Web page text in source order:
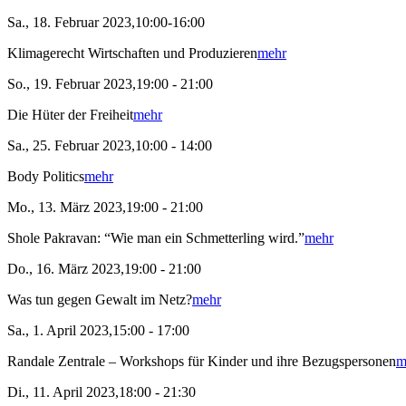
Sa., 18. Februar 2023,10:00-16:00
Klimagerecht Wirtschaften und Produzierenmehr
So., 19. Februar 2023,19:00 - 21:00
Die Hüter der Freiheitmehr
Sa., 25. Februar 2023,10:00 - 14:00
Body Politicsmehr
Mo., 13. März 2023,19:00 - 21:00
Shole Pakravan: “Wie man ein Schmetterling wird.”mehr
Do., 16. März 2023,19:00 - 21:00
Was tun gegen Gewalt im Netz?mehr
Sa., 1. April 2023,15:00 - 17:00
Randale Zentrale – Workshops für Kinder und ihre Bezugspersonen
Di., 11. April 2023,18:00 - 21:30